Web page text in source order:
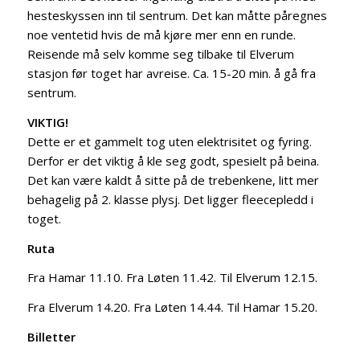
hesteskyssen inn til sentrum. Det kan måtte påregnes
noe ventetid hvis de må kjøre mer enn en runde.
Reisende må selv komme seg tilbake til Elverum
stasjon før toget har avreise. Ca. 15-20 min. å gå fra
sentrum.
VIKTIG!
Dette er et gammelt tog uten elektrisitet og fyring.
Derfor er det viktig å kle seg godt, spesielt på beina.
Det kan være kaldt å sitte på de trebenkene, litt mer
behagelig på 2. klasse plysj. Det ligger fleecepledd i
toget.
Ruta
Fra Hamar 11.10. Fra Løten 11.42. Til Elverum 12.15.
Fra Elverum 14.20. Fra Løten 14.44. Til Hamar 15.20.
Billetter